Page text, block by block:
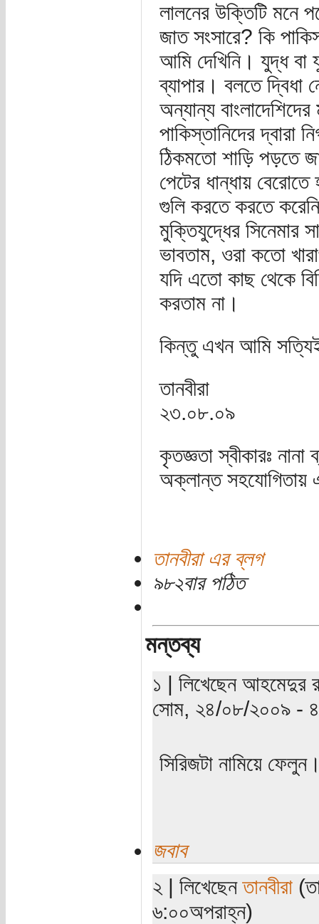
লালনের উক্তিটি মনে
জাত সংসারে? কি
আমি দেখিনি। যুদ্ধ বা
ব্যাপার। বলতে দ্বিধা
অন্যান্য
পাকিস্তানিদের
ঠিকমতো শাড়ি পড়তে
পেটের ধান্ধায়
গুলি করতে করতে
মুক্তিযুদ্ধের সিনেমার
ভাবতাম, ওরা কতো
যদি এতো কাছ থেকে
করতাম না।
কিন্তু এখন আমি
তানবীরা
২৩.০৮.০৯
কৃতজ্ঞতা স্বীকারঃ
অক্লান্ত সহযোগিতায়
তানবীরা এর ব্লগ
৯৮২বার পঠিত
মন্তব্য
১ | লিখেছেন আহমেদুর
সোম, ২৪/০৮/২০০৯ -
সিরিজটা নামিয়ে
জবাব
২ | লিখেছেনতানবীরা
৬:০০অপরাহ্ন)